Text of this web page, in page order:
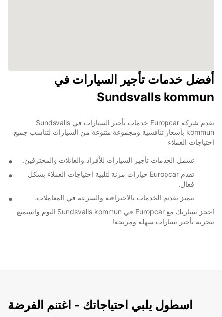
أفضل خدمات تأجير السيارات في
Sundsvalls kommun
تقدم شركة Europcar خدمات تأجير السيارات في Sundsvalls
kommun بأسعار تنافسية ومجموعة متنوعة من السيارات لتناسب جميع
احتياجات العملاء.
تشمل الخدمات تأجير السيارات للأفراد والعائلات والمحترفين.
تقدم Europcar خيارات مرنة لتلبية احتياجات العملاء بشكل
فعال.
يتميز تقديم الخدمات بالاحترافية والسرعة في المعاملات.
احجز سيارتك مع Europcar في Sundsvalls kommun اليوم واستمتع
بتجربة تأجير سيارات سهلة ومريحة!
اسطول يلبي احتياجاتك - اغتنم الفرضة